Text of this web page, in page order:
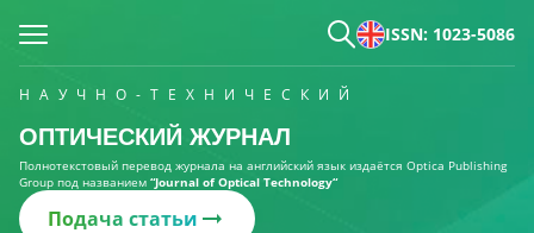
ISSN: 1023-5086
НАУЧНО-ТЕХНИЧЕСКИЙ
ОПТИЧЕСКИЙ ЖУРНАЛ
Полнотекстовый перевод журнала на английский язык издаётся Optica Publishing
Group под названием “Journal of Optical Technology“
Подача статьи